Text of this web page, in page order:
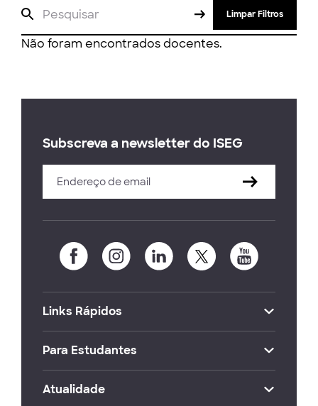
Limpar Filtros
Não foram encontrados docentes.
Subscreva a newsletter do ISEG
Links Rápidos
Para Estudantes
Atualidade